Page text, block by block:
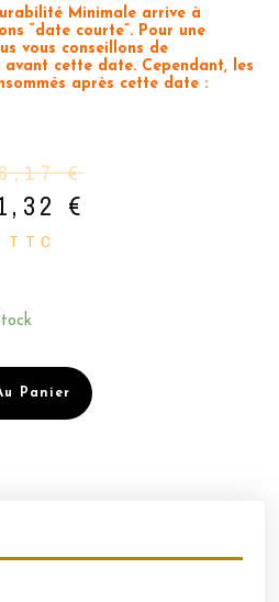
Minimale arrive à
“date courte”. Pour une
vous conseillons de
avant cette date. Cependant, les
après cette date :
€
€
TTC
Panier